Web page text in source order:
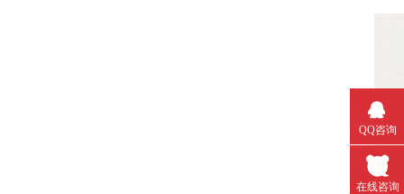
QQ咨询
在线咨询